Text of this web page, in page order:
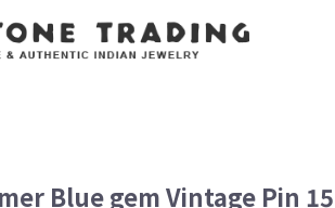
Blue gem Vintage Pin 15